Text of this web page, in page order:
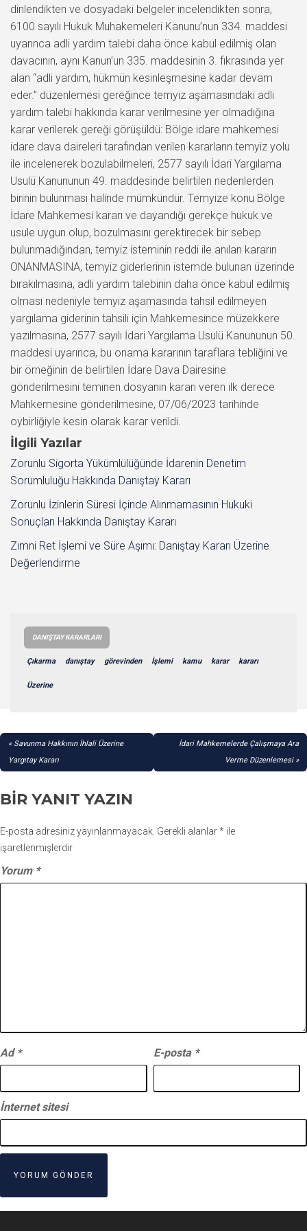
dinlendikten ve dosyadaki belgeler incelendikten sonra,
6100 sayılı Hukuk Muhakemeleri Kanunu’nun 334. maddesi
uyarınca adli yardım talebi daha önce kabul edilmiş olan
davacının, aynı Kanun’un 335. maddesinin 3. fıkrasında yer
alan “adli yardım, hükmün kesinleşmesine kadar devam
eder.” düzenlemesi gereğince temyiz aşamasındaki adli
yardım talebi hakkında karar verilmesine yer olmadığına
karar verilerek gereği görüşüldü: Bölge idare mahkemesi
idare dava daireleri tarafından verilen kararların temyiz yolu
ile incelenerek bozulabilmeleri, 2577 sayılı İdari Yargılama
Usulü Kanununun 49. maddesinde belirtilen nedenlerden
birinin bulunması halinde mümkündür. Temyize konu Bölge
İdare Mahkemesi kararı ve dayandığı gerekçe hukuk ve
usule uygun olup, bozulmasını gerektirecek bir sebep
bulunmadığından, temyiz isteminin reddi ile anılan kararın
ONANMASINA, temyiz giderlerinin istemde bulunan üzerinde
bırakılmasına, adli yardım talebinin daha önce kabul edilmiş
olması nedeniyle temyiz aşamasında tahsil edilmeyen
yargılama giderinin tahsili için Mahkemesince müzekkere
yazılmasına, 2577 sayılı İdari Yargılama Usulü Kanununun 50.
maddesi uyarınca, bu onama kararının taraflara tebliğini ve
bir örneğinin de belirtilen İdare Dava Dairesine
gönderilmesini teminen dosyanın kararı veren ilk derece
Mahkemesine gönderilmesine, 07/06/2023 tarihinde
oybirliğiyle kesin olarak karar verildi.
İlgili Yazılar
Zorunlu Sigorta Yükümlülüğünde İdarenin Denetim
Sorumluluğu Hakkında Danıştay Kararı
Zorunlu İzinlerin Süresi İçinde Alınmamasının Hukuki
Sonuçları Hakkında Danıştay Kararı
Zımni Ret İşlemi ve Süre Aşımı: Danıştay Kararı Üzerine
Değerlendirme
DANIŞTAY KARARLARI
Çıkarma danıştay görevinden İşlemi kamu karar kararı
Üzerine
YAZI
GEZINMESI
Savunma Hakkının İhlali Üzerine
Yargıtay Kararı
İdari Mahkemelerde Çalışmaya Ara
Verme Düzenlemesi
BIR YANIT YAZIN
E-posta adresiniz yayınlanmayacak. Gerekli alanlar* ile
işaretlenmişlerdir
Yorum *
Ad * E-posta *
İnternet sitesi